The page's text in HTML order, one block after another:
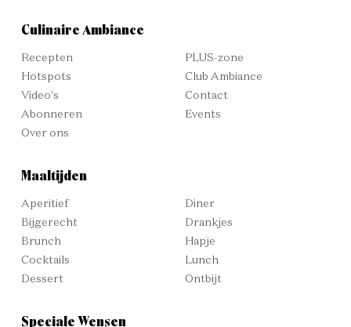
Culinaire Ambiance
Recepten
Hotspots
Video's
Abonneren
Over ons
PLUS-zone
Club Ambiance
Contact
Events
Maaltijden
Aperitief
Bijgerecht
Brunch
Cocktails
Dessert
Diner
Drankjes
Hapje
Lunch
Ontbijt
Speciale Wensen